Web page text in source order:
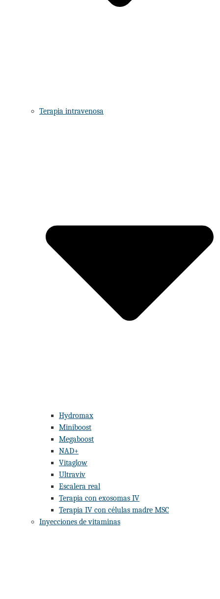
Terapia intravenosa
Hydromax
Miniboost
Megaboost
NAD+
Vitaglow
Ultraviv
Escalera real
Terapia con exosomas IV
Terapia IV con células madre MSC
Inyecciones de vitaminas